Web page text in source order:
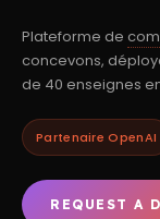
Plateforme de
concevons,
de 40 enseignes
Partenaire OpenAI
REQUEST A